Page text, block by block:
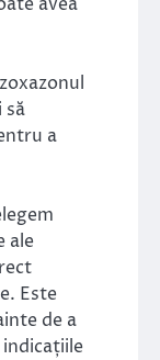
să
a
ale
Este
de a